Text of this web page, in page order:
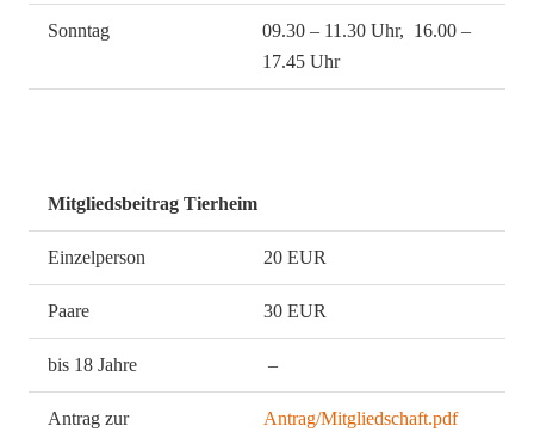
Sonntag
09.30 – 11.30 Uhr, 16.00 –
17.45 Uhr
Mitgliedsbeitrag Tierheim
Einzelperson 20 EUR
Paare 30 EUR
bis 18 Jahre –
Antrag zur
Antrag/Mitgliedschaft.pdf